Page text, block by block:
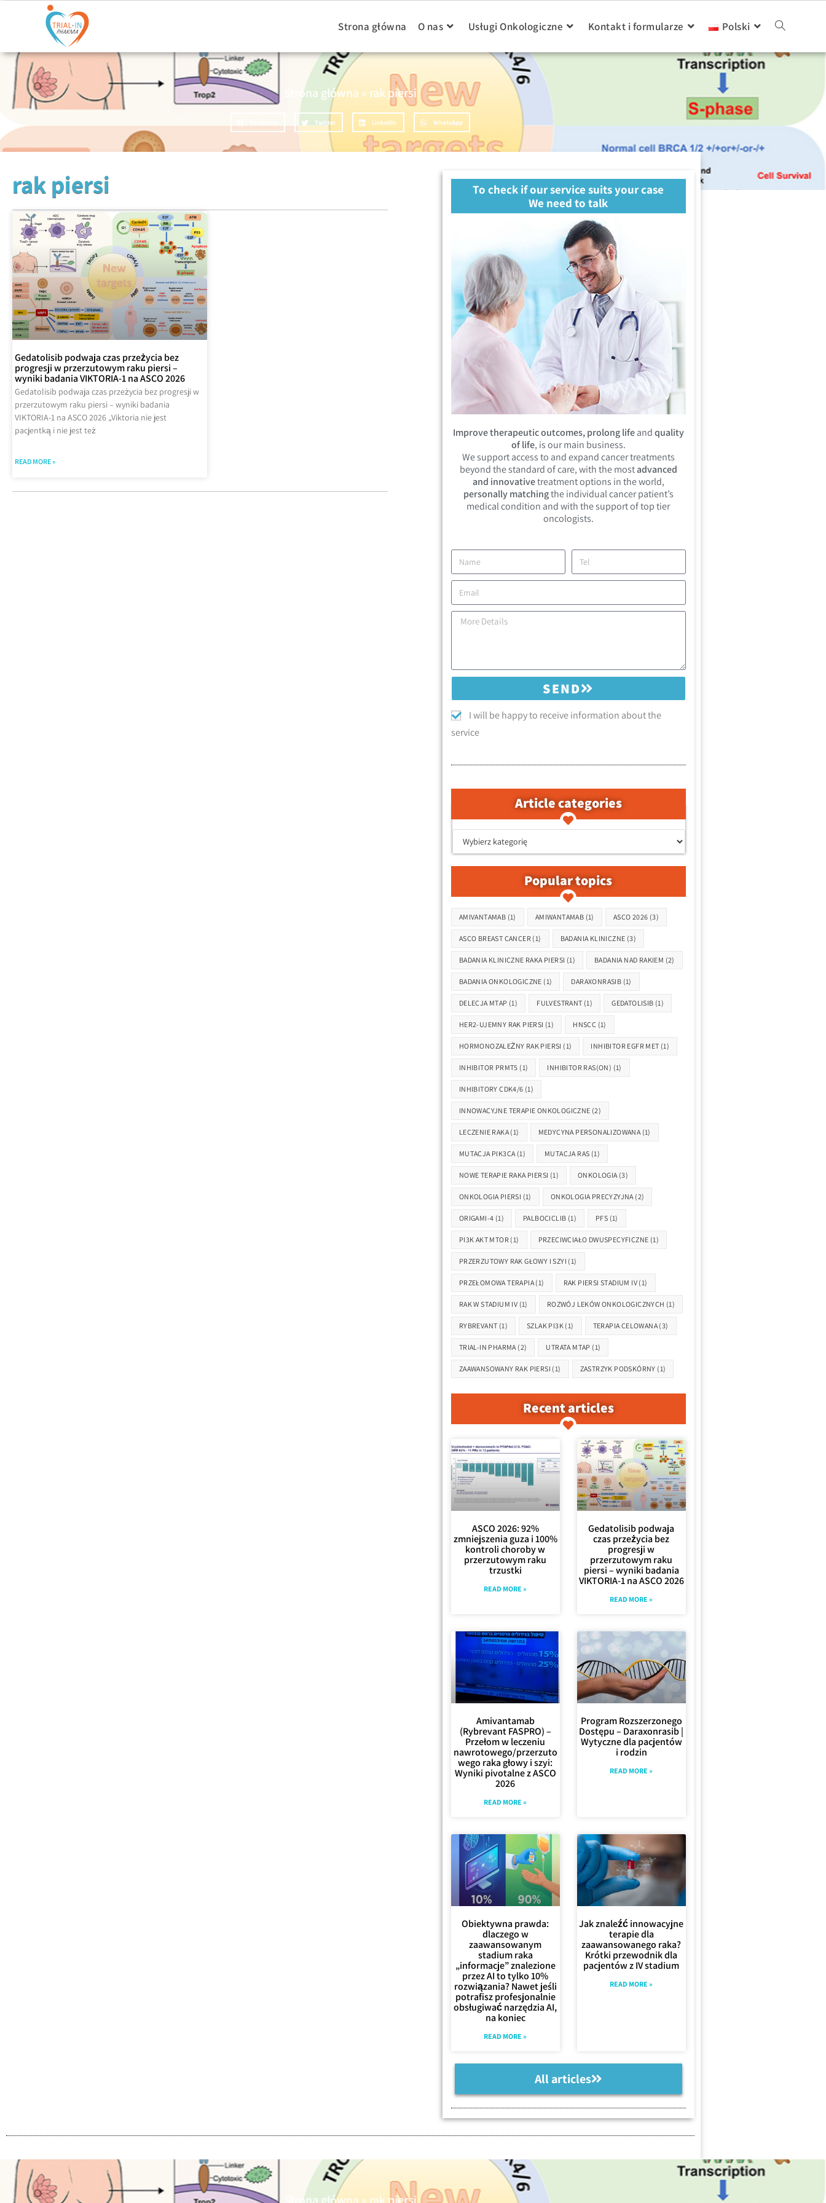
Strona główna O nas Usługi Onkologiczne Kontakt i formularze Polski
Strona główna » rak piersi
Twitter LinkedIn WhatsApp
rak piersi
Gedatolisib podwaja czas przeżycia bez
progresji w przerzutowym raku piersi –
wyniki badania VIKTORIA-1 na ASCO 2026
Gedatolisib podwaja czas przeżycia bez progresji w
przerzutowym raku piersi – wyniki badania
VIKTORIA-1 na ASCO 2026 „Viktoria nie jest
pacjentką i nie jest też
READ MORE »
To check if our service suits your case
We need to talk
Improve therapeutic outcomes, prolong lifeandquality
of life, is our main business.
We support access to and expand cancer treatments
beyond the standard of care, with the mostadvanced
and innovativetreatment options in the world,
personally matchingthe individual cancer patient’s
medical condition and with the support of top tier
oncologists.
I will be happy to receive information about the
service
SEND
Article categoriesקטגוריות המאמרים
Popular topics
AMIVANTAMAB (1) AMIWANTAMAB (1) ASCO 2026 (3)
ASCO BREAST CANCER (1) BADANIA KLINICZNE (3)
BADANIA KLINICZNE RAKA PIERSI (1) BADANIA NAD RAKIEM (2)
BADANIA ONKOLOGICZNE (1) DARAXONRASIB (1)
DELECJA MTAP (1) FULVESTRANT (1) GEDATOLISIB (1)
HER2-UJEMNY RAK PIERSI (1) HNSCC (1)
HORMONOZALEŻNY RAK PIERSI (1) INHIBITOR EGFR MET (1)
INHIBITOR PRMT5 (1) INHIBITOR RAS(ON) (1)
INHIBITORY CDK4/6 (1)
INNOWACYJNE TERAPIE ONKOLOGICZNE (2)
LECZENIE RAKA(1) MEDYCYNA PERSONALIZOWANA(1)
MUTACJA PIK3CA(1) MUTACJA RAS (1)
NOWE TERAPIE RAKA PIERSI (1) ONKOLOGIA(3)
ONKOLOGIA PIERSI (1) ONKOLOGIA PRECYZYJNA(2)
ORIGAMI-4 (1) PALBOCICLIB (1) PFS (1)
PI3K AKT MTOR (1) PRZECIWCIAŁO DWUSPECYFICZNE (1)
PRZERZUTOWY RAK GŁOWY I SZYI (1)
PRZEŁOMOWA TERAPIA(1) RAK PIERSI STADIUM IV (1)
RAK W STADIUM IV (1) ROZWÓJ LEKÓW ONKOLOGICZNYCH (1)
RYBREVANT (1) SZLAK PI3K (1) TERAPIA CELOWANA(3)
TRIAL-IN PHARMA(2) UTRATA MTAP (1)
ZAAWANSOWANY RAK PIERSI (1) ZASTRZYK PODSKÓRNY (1)
Recent articles
ASCO 2026: 92%
zmniejszenia guza i 100%
kontroli choroby w
przerzutowym raku
trzustki
READ MORE »
Gedatolisib podwaja
czas przeżycia bez
progresji w
przerzutowym raku
piersi – wyniki badania
VIKTORIA-1 na ASCO 2026
READ MORE »
Amivantamab
(Rybrevant FASPRO) –
Przełom w leczeniu
nawrotowego/przerzuto
wego raka głowy i szyi:
Wyniki pivotalne z ASCO
2026
READ MORE »
Program Rozszerzonego
Dostępu – Daraxonrasib |
Wytyczne dla pacjentów
i rodzin
READ MORE »
Obiektywna prawda:
dlaczego w
zaawansowanym
stadium raka
„informacje” znalezione
przez AI to tylko 10%
rozwiązania? Nawet jeśli
potrafisz profesjonalnie
obsługiwać narzędzia AI,
na koniec
READ MORE »
Jak znaleźć innowacyjne
terapie dla
zaawansowanego raka?
Krótki przewodnik dla
pacjentów z IV stadium
READ MORE »
All articles